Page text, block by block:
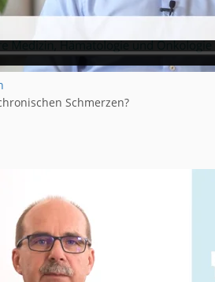
Schmerzen?